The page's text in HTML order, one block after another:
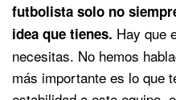
futbolista solo no
idea que tienes. Hay que
necesitas. No hemos
más importante es lo que